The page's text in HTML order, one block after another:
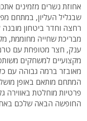
אחוזת נשרים מזמינים
רחצה וחדר ביטחון
מבריכת שחייה מחוממת,
ענק, חצר מטופחת עם
מקצועיים למשחקים
מאובזר ברמה גבוהה עם
המתחם מותאם באופן
פרטיות מוחלטת באווירה
החופשה הבאה שלכם